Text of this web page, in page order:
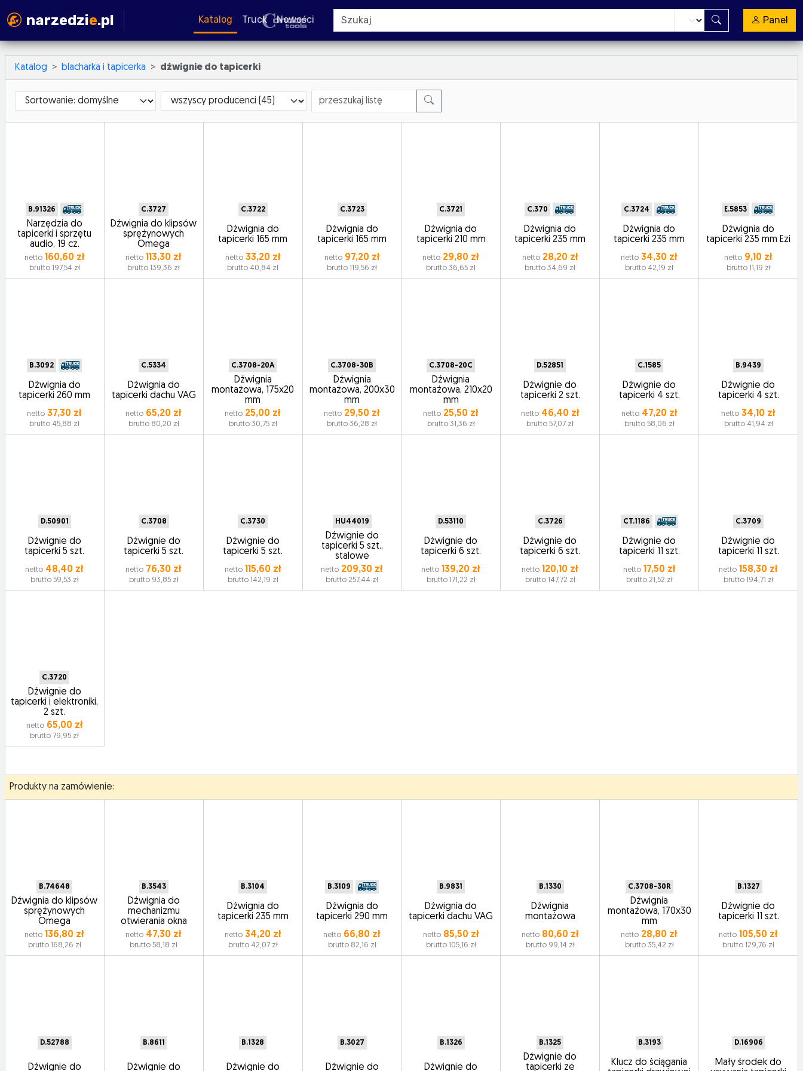
narzedzie.pl Katalog Truck Nowości Panel
Katalog blacharka i tapicerka dźwignie do tapicerki
Sortowanie ProducerId
B.91326
Narzędzia do
tapicerki i sprzętu
audio, 19 cz.
netto160,60 zł
brutto 197,54 zł
C.3727
Dźwignia do klipsów
sprężynowych
Omega
netto 113,30 zł
brutto 139,36 zł
C.3722
Dźwignia do
tapicerki 165 mm
netto33,20 zł
brutto 40,84 zł
C.3723
Dźwignia do
tapicerki 165 mm
netto97,20 zł
brutto 119,56 zł
C.3721
Dźwignia do
tapicerki 210 mm
netto 29,80 zł
brutto 36,65 zł
C.370
Dźwignia do
tapicerki 235 mm
netto28,20 zł
brutto 34,69 zł
C.3724
Dźwignia do
tapicerki 235 mm
netto 34,30 zł
brutto 42,19 zł
E.5853
Dźwignia do
tapicerki 235 mm Ezi
netto 9,10 zł
brutto 11,19 zł
B.3092
Dźwignia do
tapicerki 260 mm
netto 37,30 zł
brutto 45,88 zł
C.5334
Dźwignia do
tapicerki dachu VAG
netto 65,20 zł
brutto 80,20 zł
C.3708-20A
Dźwignia
montażowa, 175x20
mm
netto 25,00 zł
brutto 30,75 zł
C.3708-30B
Dźwignia
montażowa, 200x30
mm
netto 29,50 zł
brutto 36,28 zł
C.3708-20C
Dźwignia
montażowa, 210x20
mm
netto 25,50 zł
brutto 31,36 zł
D.52851
Dźwignie do
tapicerki 2 szt.
netto46,40 zł
brutto 57,07 zł
C.1585
Dźwignie do
tapicerki 4 szt.
netto47,20 zł
brutto 58,06 zł
B.9439
Dźwignie do
tapicerki 4 szt.
netto 34,10 zł
brutto 41,94 zł
D.50901
Dźwignie do
tapicerki 5 szt.
netto 48,40 zł
brutto 59,53 zł
C.3708
Dźwignie do
tapicerki 5 szt.
netto 76,30 zł
brutto 93,85 zł
C.3730
Dźwignie do
tapicerki 5 szt.
netto115,60 zł
brutto 142,19 zł
HU44019
Dźwignie do
tapicerki 5 szt.,
stalowe
netto 209,30 zł
brutto 257,44 zł
D.53110
Dźwignie do
tapicerki 6 szt.
netto 139,20 zł
brutto 171,22 zł
C.3726
Dźwignie do
tapicerki 6 szt.
netto 120,10 zł
brutto 147,72 zł
CT.1186
Dźwignie do
tapicerki 11 szt.
netto17,50 zł
brutto 21,52 zł
C.3709
Dźwignie do
tapicerki 11 szt.
netto 158,30 zł
brutto 194,71 zł
C.3720
Dźwignie do
tapicerki i elektroniki,
2 szt.
netto65,00 zł
brutto 79,95 zł
Produkty na zamówienie:
B.74648
Dźwignia do klipsów
sprężynowych
Omega
netto 136,80 zł
brutto 168,26 zł
B.3543
Dźwignia do
mechanizmu
otwierania okna
netto 47,30 zł
brutto 58,18 zł
B.3104
Dźwignia do
tapicerki 235 mm
netto34,20 zł
brutto 42,07 zł
B.3109
Dźwignia do
tapicerki 290 mm
netto 66,80 zł
brutto 82,16 zł
B.9831
Dźwignia do
tapicerki dachu VAG
netto85,50 zł
brutto 105,16 zł
B.1330
Dźwignia
montażowa
netto80,60 zł
brutto 99,14 zł
C.3708-30R
Dźwignia
montażowa, 170x30
mm
netto 28,80 zł
brutto 35,42 zł
B.1327
Dźwignie do
tapicerki 11 szt.
netto 105,50 zł
brutto 129,76 zł
D.52788
Dźwignie do
B.8611
Dźwignie do
B.1328
Dźwignie do
B.3027
Dźwignie do
B.1326
Dźwignie do
B.1325
Dźwignie do
tapicerki ze
B.3193
Klucz do ściągania
D.16906
Mały środek do